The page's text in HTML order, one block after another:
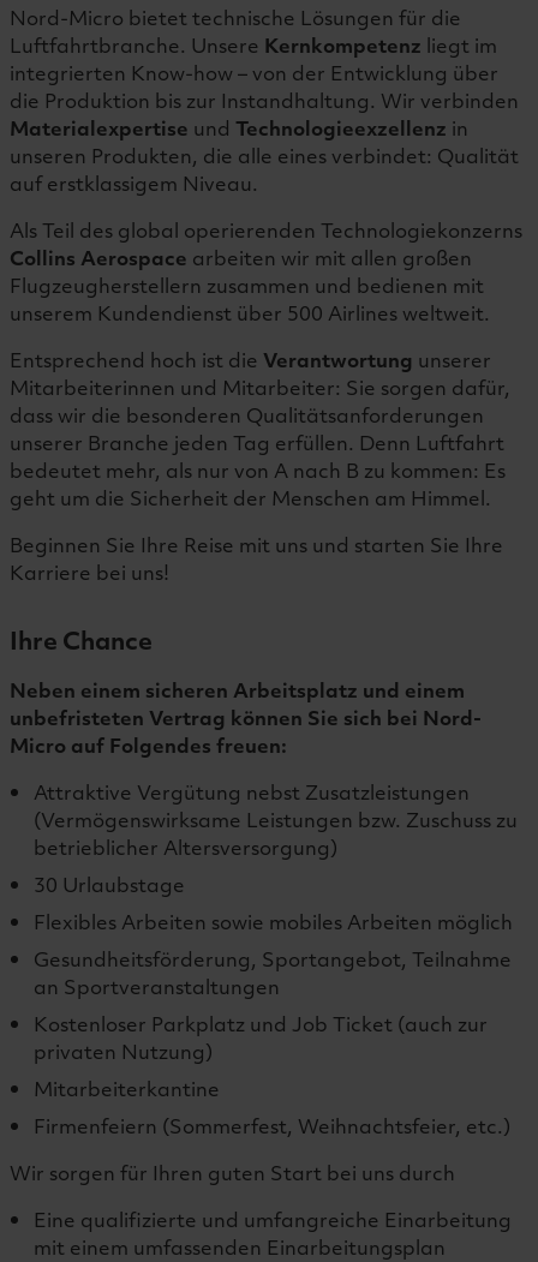
Nord-Micro bietet technische Lösungen für die
Luftfahrtbranche. Unsere Kernkompetenz liegt im
integrierten Know-how – von der Entwicklung über
die Produktion bis zur Instandhaltung. Wir verbinden
Materialexpertise und Technologieexzellenz in
unseren Produkten, die alle eines verbindet: Qualität
auf erstklassigem Niveau.
Als Teil des global operierenden Technologiekonzerns
Collins Aerospace arbeiten wir mit allen großen
Flugzeugherstellern zusammen und bedienen mit
unserem Kundendienst über 500 Airlines weltweit.
Entsprechend hoch ist die Verantwortung unserer
Mitarbeiterinnen und Mitarbeiter: Sie sorgen dafür,
dass wir die besonderen Qualitätsanforderungen
unserer Branche jeden Tag erfüllen. Denn Luftfahrt
bedeutet mehr, als nur von A nach B zu kommen: Es
geht um die Sicherheit der Menschen am Himmel.
Beginnen Sie Ihre Reise mit uns und starten Sie Ihre
Karriere bei uns!
Ihre Chance
Neben einem sicheren Arbeitsplatz und einem
unbefristeten Vertrag können Sie sich bei Nord-
Micro auf Folgendes freuen:
Attraktive Vergütung nebst Zusatzleistungen
(Vermögenswirksame Leistungen bzw. Zuschuss zu
betrieblicher Altersversorgung)
30 Urlaubstage
Flexibles Arbeiten sowie mobiles Arbeiten möglich
Gesundheitsförderung, Sportangebot, Teilnahme
an Sportveranstaltungen
Kostenloser Parkplatz und Job Ticket (auch zur
privaten Nutzung)
Mitarbeiterkantine
Firmenfeiern (Sommerfest, Weihnachtsfeier, etc.)
Wir sorgen für Ihren guten Start bei uns durch
Eine qualifizierte und umfangreiche Einarbeitung
mit einem umfassenden Einarbeitungsplan